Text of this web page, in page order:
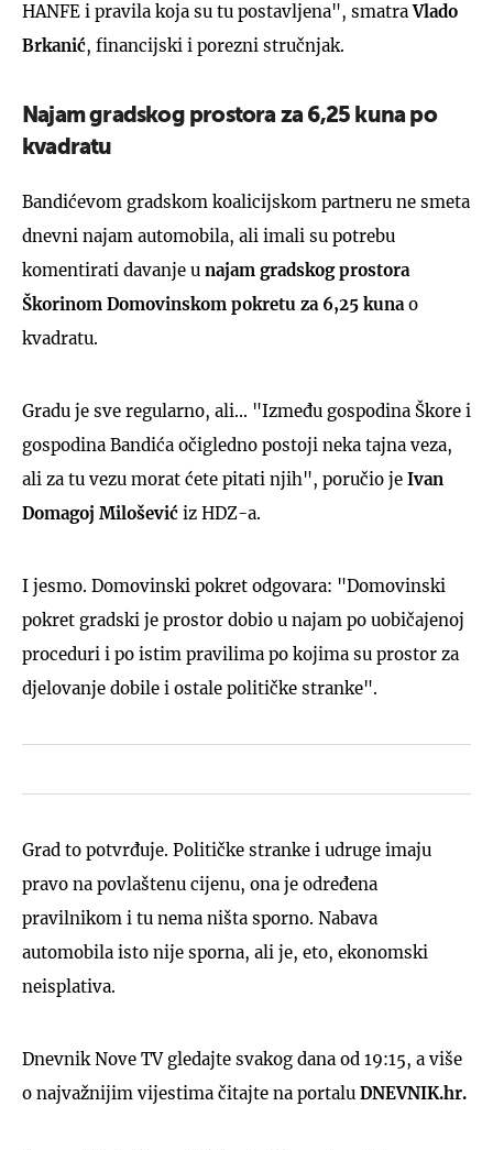
HANFE i pravila koja su tu postavljena", smatraVlado
Brkanić, financijski i porezni stručnjak.
Najam gradskog prostora za 6,25 kuna po
kvadratu
Bandićevom gradskom koalicijskom partneru ne smeta
dnevni najam automobila, ali imali su potrebu
komentirati davanje u najam gradskog prostora
Škorinom Domovinskom pokretu za 6,25 kunao
kvadratu.
Gradu je sve regularno, ali... "Između gospodina Škore i
gospodina Bandića očigledno postoji neka tajna veza,
ali za tu vezu morat ćete pitati njih", poručio je Ivan
Domagoj Milošević iz HDZ-a.
I jesmo. Domovinski pokret odgovara: "Domovinski
pokret gradski je prostor dobio u najam po uobičajenoj
proceduri i po istim pravilima po kojima su prostor za
djelovanje dobile i ostale političke stranke".
Grad to potvrđuje. Političke stranke i udruge imaju
pravo na povlaštenu cijenu, ona je određena
pravilnikom i tu nema ništa sporno. Nabava
automobila isto nije sporna, ali je, eto, ekonomski
neisplativa.
Dnevnik Nove TV gledajte svakog dana od 19:15, a više
o najvažnijim vijestima čitajte na portalu DNEVNIK.hr.